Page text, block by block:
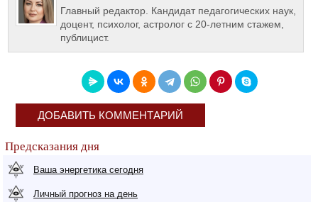
Главный редактор. Кандидат педагогических наук,
доцент, психолог, астролог с 20-летним стажем,
публицист.
ДОБАВИТЬ КОММЕНТАРИЙ
Предсказания дня
Ваша энергетика сегодня
Личный прогноз на день